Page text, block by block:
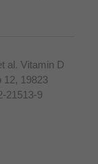
al. Vitamin D
12, 19823
21513-9